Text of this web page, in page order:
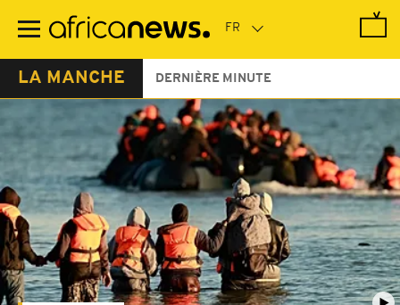
contenu
LA MANCHE DERNIÈRE MINUTE